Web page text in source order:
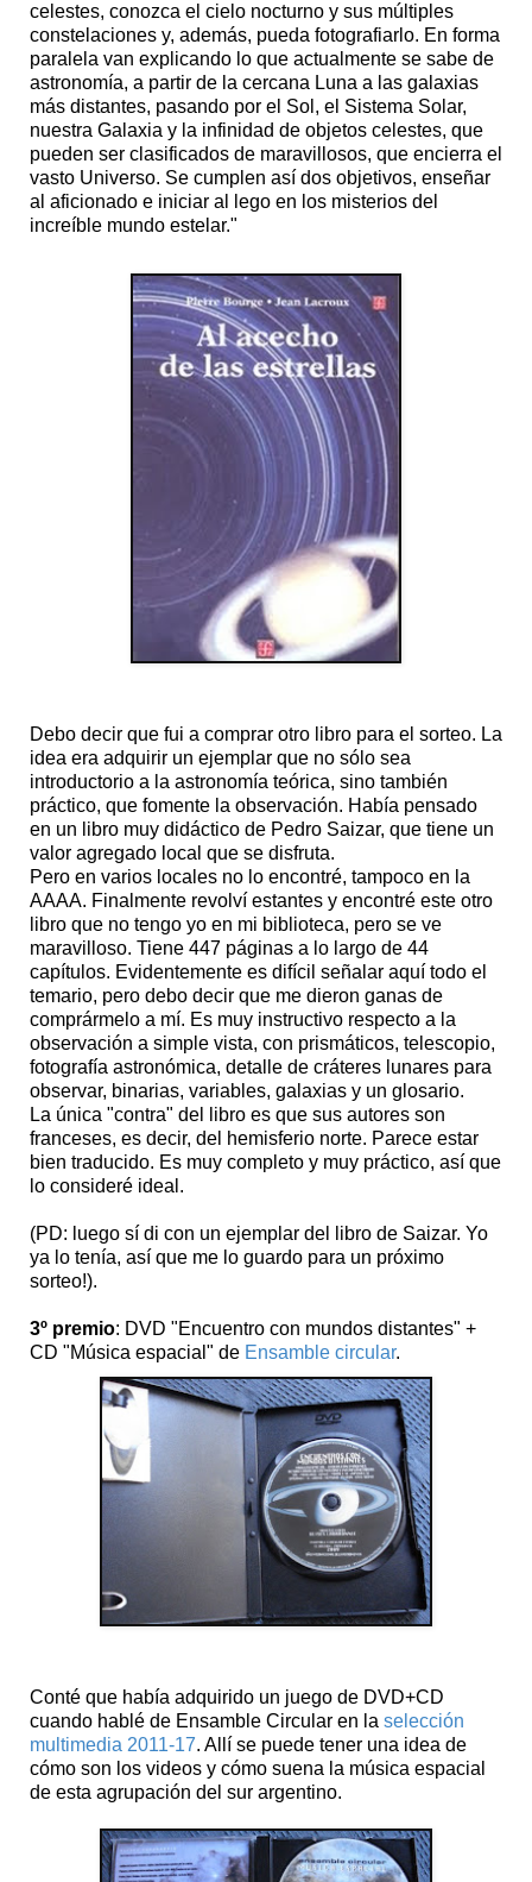
celestes, conozca el cielo nocturno y sus múltiples
constelaciones y, además, pueda fotografiarlo. En forma
paralela van explicando lo que actualmente se sabe de
astronomía, a partir de la cercana Luna a las galaxias
más distantes, pasando por el Sol, el Sistema Solar,
nuestra Galaxia y la infinidad de objetos celestes, que
pueden ser clasificados de maravillosos, que encierra el
vasto Universo. Se cumplen así dos objetivos, enseñar
al aficionado e iniciar al lego en los misterios del
increíble mundo estelar."
Debo decir que fui a comprar otro libro para el sorteo. La
idea era adquirir un ejemplar que no sólo sea
introductorio a la astronomía teórica, sino también
práctico, que fomente la observación. Había pensado
en un libro muy didáctico de Pedro Saizar, que tiene un
valor agregado local que se disfruta.
Pero en varios locales no lo encontré, tampoco en la
AAAA. Finalmente revolví estantes y encontré este otro
libro que no tengo yo en mi biblioteca, pero se ve
maravilloso. Tiene 447 páginas a lo largo de 44
capítulos. Evidentemente es difícil señalar aquí todo el
temario, pero debo decir que me dieron ganas de
comprármelo a mí. Es muy instructivo respecto a la
observación a simple vista, con prismáticos, telescopio,
fotografía astronómica, detalle de cráteres lunares para
observar, binarias, variables, galaxias y un glosario.
La única "contra" del libro es que sus autores son
franceses, es decir, del hemisferio norte. Parece estar
bien traducido. Es muy completo y muy práctico, así que
lo consideré ideal.
(PD: luego sí di con un ejemplar del libro de Saizar. Yo
ya lo tenía, así que me lo guardo para un próximo
sorteo!).
3º premio: DVD "Encuentro con mundos distantes" +
CD "Música espacial" de Ensamble circular.
Conté que había adquirido un juego de DVD+CD
cuando hablé de Ensamble Circular en la selección
multimedia 2011-17. Allí se puede tener una idea de
cómo son los videos y cómo suena la música espacial
de esta agrupación del sur argentino.